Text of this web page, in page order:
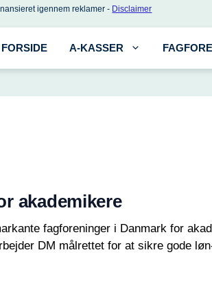
igennem reklamer - Disclaimer
FORSIDE A-KASSER
akademikere
fagforeninger i Danmark for
DM målrettet for at sikre gode